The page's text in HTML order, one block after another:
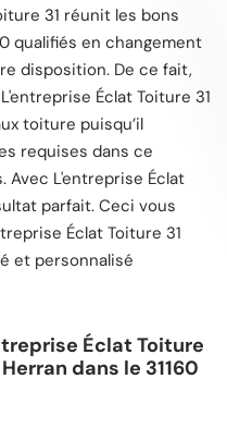
31 réunit les bons
qualifiés en changement
disposition. De ce fait,
Éclat Toiture 31
toiture puisqu’il
requises dans ce
Avec L'entreprise Éclat
parfait. Ceci vous
Éclat Toiture 31
et personnalisé
Éclat Toiture
dans le 31160